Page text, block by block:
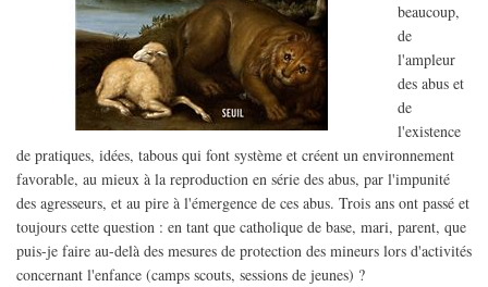
beaucoup,
de
l'ampleur
des abus et
de
l'existence
de pratiques, idées, tabous qui font système et créent un environnement
favorable, au mieux à la reproduction en série des abus, par l'impunité
des agresseurs, et au pire à l'émergence de ces abus. Trois ans ont passé et
toujours cette question : en tant que catholique de base, mari, parent, que
puis-je faire au-delà des mesures de protection des mineurs lors d'activités
concernant l'enfance (camps scouts, sessions de jeunes) ?